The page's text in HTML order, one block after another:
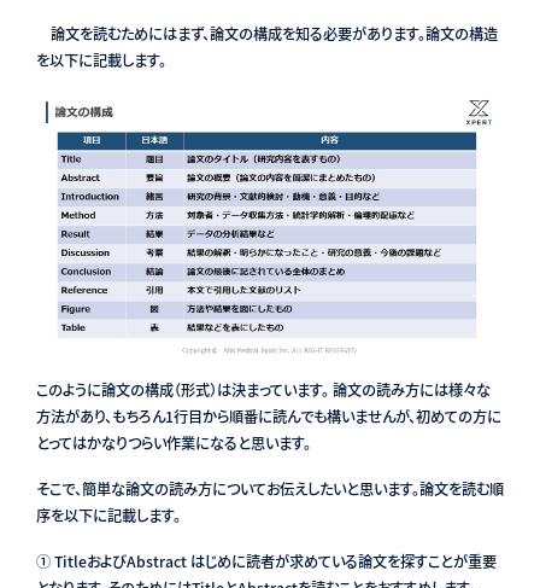
論文を読むためにはまず、論文の構成を知る必要があります。論文の構造
を以下に記載します。
このように論文の構成（形式）は決まっています。 論文の読み方には様々な
方法があり、もちろん1行目から順番に読んでも構いませんが、初めての方に
とってはかなりつらい作業になると思います。
そこで、簡単な論文の読み方についてお伝えしたいと思います。論文を読む順
序を以下に記載します。
① TitleおよびAbstract はじめに読者が求めている論文を探すことが重要